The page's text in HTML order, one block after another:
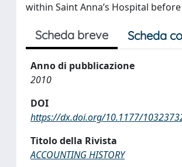
within Saint Anna’s Hospital
Scheda breve Scheda
Anno di pubblicazione
2010
DOI
https://dx.doi.org/10.1177/
Titolo della Rivista
ACCOUNTING HISTORY